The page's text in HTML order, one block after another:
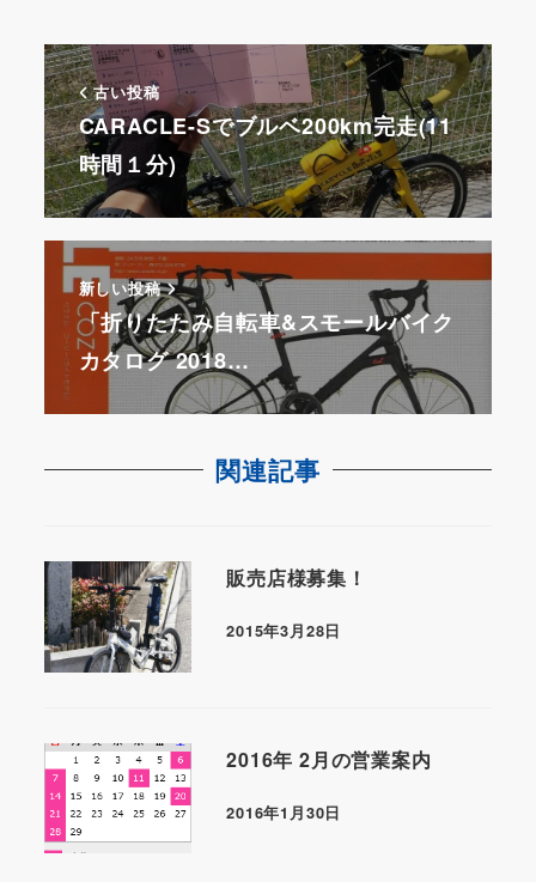
k
古い投稿
CARACLE-Sでブルベ200km完走(11
時間１分)
新しい投稿
「折りたたみ自転車&スモールバイク
カタログ 2018…
関連記事
販売店様募集！
2015年3月28日
2016年 2月の営業案内
2016年1月30日